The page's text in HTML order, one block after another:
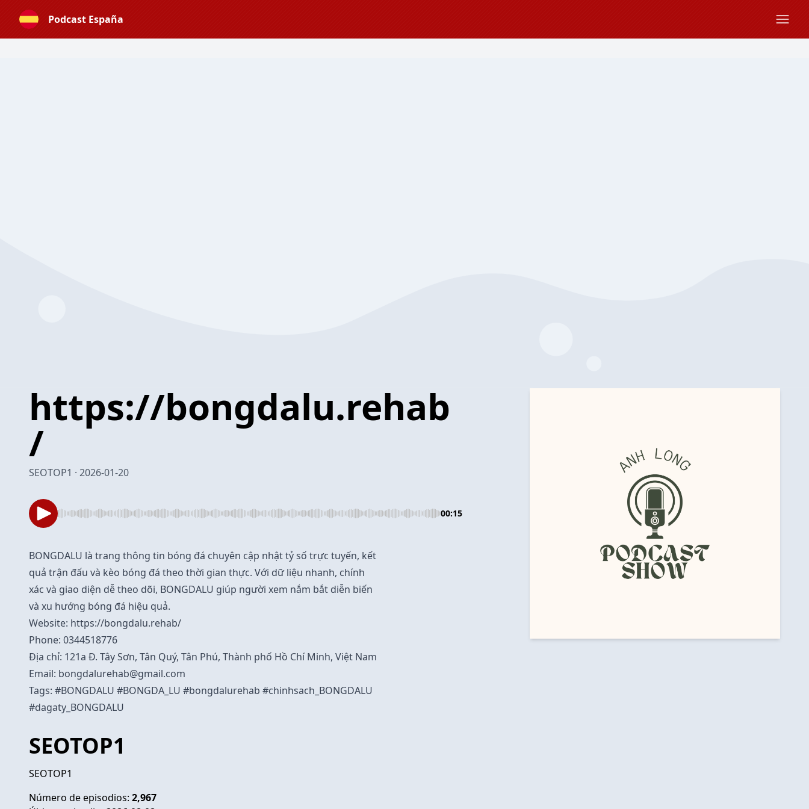
Podcast España
https://bongdalu.rehab
/
SEOTOP1 · 2026-01-20
00:15
BONGDALU là trang thông tin bóng đá chuyên cập nhật tỷ số trực tuyến, kết
quả trận đấu và kèo bóng đá theo thời gian thực. Với dữ liệu nhanh, chính
xác và giao diện dễ theo dõi, BONGDALU giúp người xem nắm bắt diễn biến
và xu hướng bóng đá hiệu quả.
Website: https://bongdalu.rehab/
Phone: 0344518776
Địa chỉ: 121a Đ. Tây Sơn, Tân Quý, Tân Phú, Thành phố Hồ Chí Minh, Việt Nam
Email: bongdalurehab@gmail.com
Tags: #BONGDALU #BONGDA_LU #bongdalurehab #chinhsach_BONGDALU
#dagaty_BONGDALU
SEOTOP1
SEOTOP1
Número de episodios: 2,967